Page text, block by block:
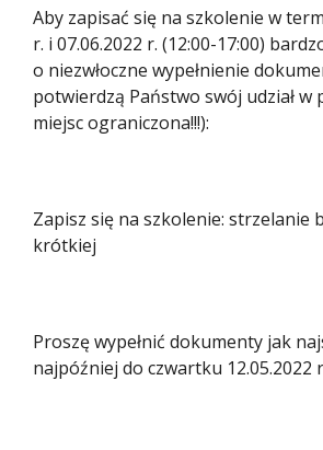
Aby zapisać się na szkolenie w
r. i 07.06.2022 r. (12:00-17:00)
o niezwłoczne wypełnienie
potwierdzą Państwo swój udział w
miejsc ograniczona!!!):
Zapisz się na szkolenie: strzelanie
krótkiej
Proszę wypełnić dokumenty jak
najpóźniej do czwartku 12.05.2022